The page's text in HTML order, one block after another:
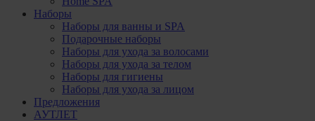
Наборы
Наборы для ванны и SPA
Подарочные наборы
Наборы для ухода за волосами
Наборы для ухода за телом
Наборы для гигиены
Наборы для ухода за лицом
Предложения
АУТЛЕТ